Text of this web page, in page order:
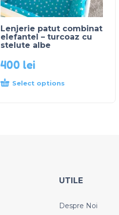
Lenjerie patut combinat
elefantel – turcoaz cu
stelute albe
400 lei
Select options
UTILE
Despre Noi